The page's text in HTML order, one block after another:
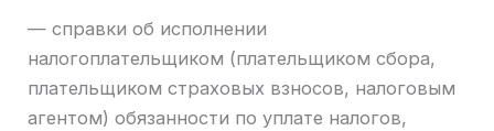
— справки об исполнении
налогоплательщиком (плательщиком сбора,
плательщиком страховых взносов, налоговым
агентом) обязанности по уплате налогов,